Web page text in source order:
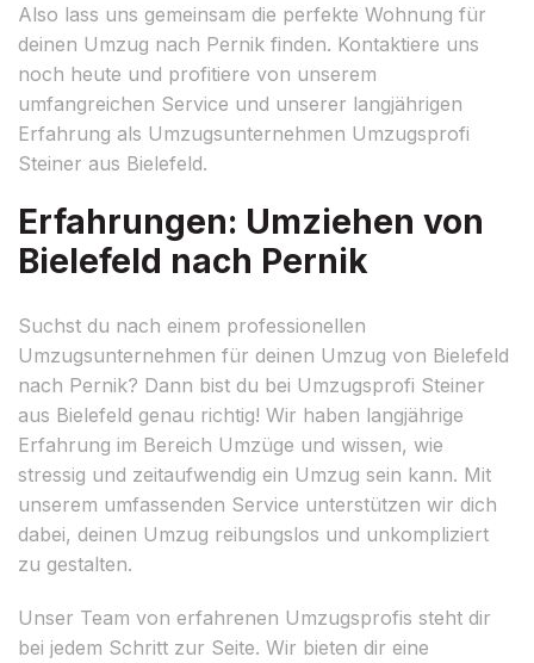
Also lass uns gemeinsam die perfekte Wohnung für
deinen Umzug nach Pernik finden. Kontaktiere uns
noch heute und profitiere von unserem
umfangreichen Service und unserer langjährigen
Erfahrung als Umzugsunternehmen Umzugsprofi
Steiner aus Bielefeld.
Erfahrungen: Umziehen von
Bielefeld nach Pernik
Suchst du nach einem professionellen
Umzugsunternehmen für deinen Umzug von Bielefeld
nach Pernik? Dann bist du bei Umzugsprofi Steiner
aus Bielefeld genau richtig! Wir haben langjährige
Erfahrung im Bereich Umzüge und wissen, wie
stressig und zeitaufwendig ein Umzug sein kann. Mit
unserem umfassenden Service unterstützen wir dich
dabei, deinen Umzug reibungslos und unkompliziert
zu gestalten.
Unser Team von erfahrenen Umzugsprofis steht dir
bei jedem Schritt zur Seite. Wir bieten dir eine